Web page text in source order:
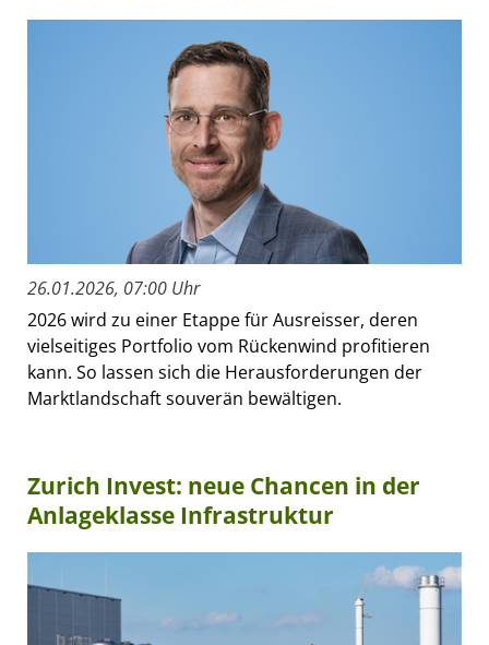
26.01.2026, 07:00 Uhr
2026 wird zu einer Etappe für Ausreisser, deren
vielseitiges Portfolio vom Rückenwind profitieren
kann. So lassen sich die Herausforderungen der
Marktlandschaft souverän bewältigen.
Zurich Invest: neue Chancen in der
Anlageklasse Infrastruktur